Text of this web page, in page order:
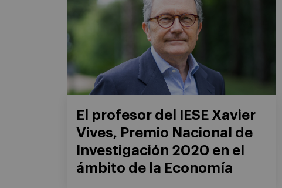
El profesor del IESE Xavier
Vives, Premio Nacional de
Investigación 2020 en el
ámbito de la Economía